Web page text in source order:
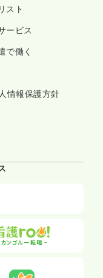
スト
ービス
で働く
情報保護方針